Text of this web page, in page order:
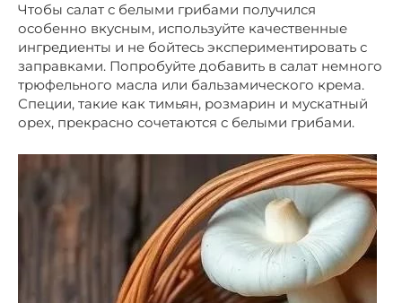
Чтобы салат с белыми грибами получился
особенно вкусным, используйте качественные
ингредиенты и не бойтесь экспериментировать с
заправками. Попробуйте добавить в салат немного
трюфельного масла или бальзамического крема.
Специи, такие как тимьян, розмарин и мускатный
орех, прекрасно сочетаются с белыми грибами.